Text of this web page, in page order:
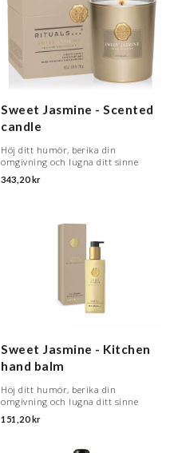
Sweet Jasmine - Scented
candle
Höj ditt humör, berika din
omgivning och lugna ditt sinne
343,20 kr
Sweet Jasmine - Kitchen
hand balm
Höj ditt humör, berika din
omgivning och lugna ditt sinne
151,20 kr